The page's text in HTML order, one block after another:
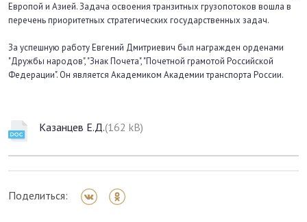
Европой и Азией. Задача освоения транзитных грузопотоков вошла в
перечень приоритетных стратегических государственных задач.
За успешную работу Евгений Дмитриевич был награжден орденами
"Дружбы народов", "Знак Почета", "Почетной грамотой Российской
Федерации". Он является Академиком Академии транспорта России.
Казанцев Е.Д.(162 kB)
Поделиться: